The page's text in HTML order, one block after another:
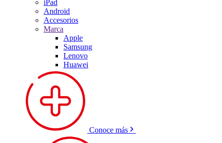
iPad
Android
Accesorios
Marca
Apple
Samsung
Lenovo
Huawei
Conoce más